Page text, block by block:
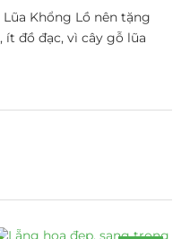
Khổng Lồ nên tặng
đồ đạc, vì cây gỗ lũa